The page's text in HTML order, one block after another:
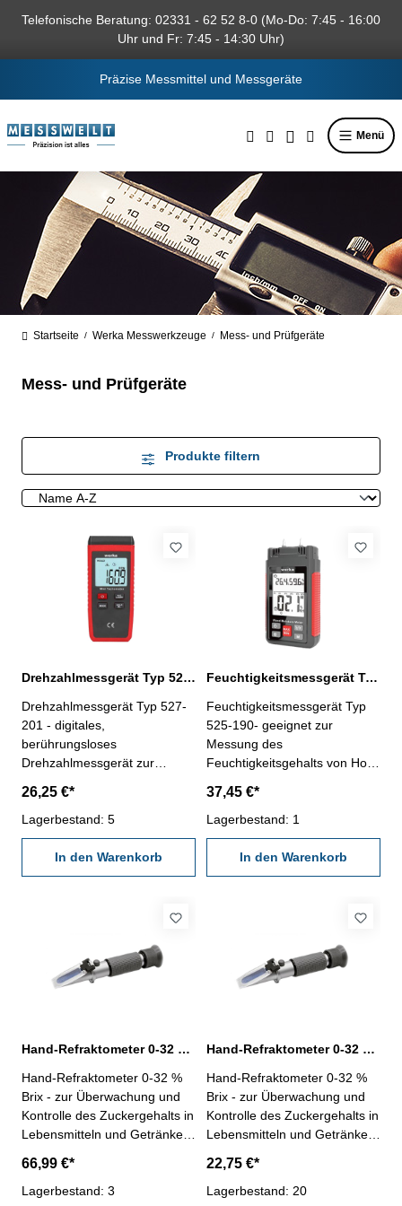
springen
Telefonische Beratung: 02331 - 62 52 8-0 (Mo-Do: 7:45 - 16:00
Uhr und Fr: 7:45 - 14:30 Uhr)
Präzise Messmittel und Messgeräte
Menü
Startseite / Werka Messwerkzeuge / Mess- und Prüfgeräte
Mess- und Prüfgeräte
Produkte filtern
Drehzahlmessgerät Typ 527-201 mit LCD-Hintergrundbeleuchtung
Drehzahlmessgerät Typ 527-
201 - digitales,
berührungsloses
Drehzahlmessgerät zur
Motoren und anderen
Maschinen- mit LCD-
Hintergrundbeleuchtung-
automatischer Messbereich-
Anzeige bis 99999,
Max/Min und HOLD-Funktion-
Signaltrigger / Laser-Ein-
Anzeige- Aktualisierungsrate:
Messwinkel ± 30°-
Batterien- Anzeige für
niedrigen Batteriestand /
automatische Abschaltung-
Abmessung : 183,8 x 56 x 34
mm- Gewicht : 85g (ohne
26,25 €*
Lagerbestand: 5
In den Warenkorb
Feuchtigkeitsmessgerät Typ 525-190 mit Messspitzen
Feuchtigkeitsmessgerät Typ
525-190- geeignet zur
Messung des
Feuchtigkeitsgehalts von Holz
Umgebungstemperatur und
Luftfeuchtigkeit- mit
Messspitzen-
Einzelpunktmessung und
Mittelwertmessung an
Maximal-/Minimalwertmessun
verschiedene Holz- und
Baustoffarten-
Datenhaltefunktion-
V Alkaline-Batterien
37,45 €*
Lagerbestand: 1
In den Warenkorb
Hand-Refraktometer 0-32 % Brix Messbereich mit Edelstahlgehäuse
Hand-Refraktometer 0-32 %
Brix - zur Überwachung und
Kontrolle des Zuckergehalts in
Lebensmitteln und Getränken
Erfrischungsgetränke, Wein)-
zur Konzentrationskontrolle
66,99 €*
Lagerbestand: 3
Hand-Refraktometer 0-32 % Brix Messbereich mit Kunststoffgehäuse
Hand-Refraktometer 0-32 %
Brix - zur Überwachung und
Kontrolle des Zuckergehalts in
Lebensmitteln und Getränken
Erfrischungsgetränke, Wein)-
zur Konzentrationskontrolle
22,75 €*
Lagerbestand: 20